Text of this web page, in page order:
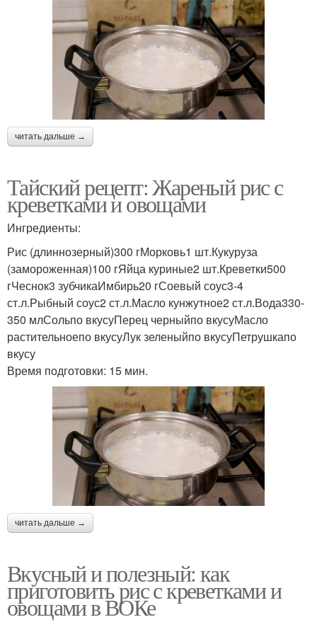
читать дальше →
Тайский рецепт: Жареный рис с
креветками и овощами
Ингредиенты:
Рис (длиннозерный)300 гМорковь1 шт.Кукуруза
(замороженная)100 гЯйца куриные2 шт.Креветки500
гЧеснок3 зубчикаИмбирь20 гСоевый соус3-4
ст.л.Рыбный соус2 ст.л.Масло кунжутное2 ст.л.Вода330-
350 млСольпо вкусуПерец черныйпо вкусуМасло
растительноепо вкусуЛук зеленыйпо вкусуПетрушкапо
вкусу
Время подготовки: 15 мин.
читать дальше →
Вкусный и полезный: как
приготовить рис с креветками и
овощами в ВОКе